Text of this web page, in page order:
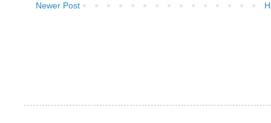
Newer Post